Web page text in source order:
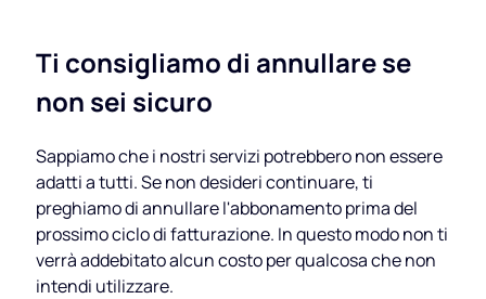
Ti consigliamo di annullare se
non sei sicuro
Sappiamo che i nostri servizi potrebbero non essere
adatti a tutti. Se non desideri continuare, ti
preghiamo di annullare l'abbonamento prima del
prossimo ciclo di fatturazione. In questo modo non ti
verrà addebitato alcun costo per qualcosa che non
intendi utilizzare.